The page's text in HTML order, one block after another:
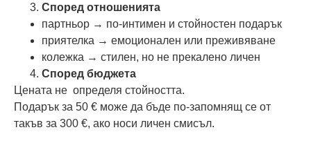
Според отношенията
партньор → по-интимен и стойностен подарък
приятелка → емоционален или преживяване
колежка → стилен, но не прекалено личен
Според бюджета
Цената не определя стойността.
Подарък за 50 € може да бъде по-запомнящ се от
такъв за 300 €, ако носи личен смисъл.